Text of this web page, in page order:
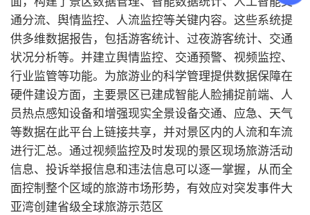
通分流、舆情监控、人流监控等关键内容。这些系统提
供多维数据报告，包括游客统计、过夜游客统计、交通
状况分析等。并建立舆情监控、交通预警、视频监控、
行业监管等功能。为旅游业的科学管理提供数据保障在
硬件建设方面，主要景区已建成智能人脸捕捉前端、人
员热点感知设备和增强现实全景设备交通、应急、天气
等数据在此平台上链接共享，并对景区内的人流和车流
进行汇总。通过视频监控及时发现的景区现场旅游活动
信息、投诉举报信息和违法信息可以逐一掌握，从而全
面控制整个区域的旅游市场形势，有效应对突发事件大
亚湾创建省级全球旅游示范区